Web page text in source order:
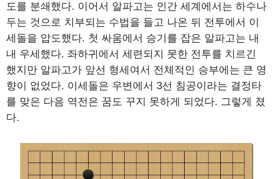
도를 분쇄했다. 이어서 알파고는 인간 세계에서는 하수나
두는 것으로 치부되는 수법을 들고 나온 뒤 전투에서 이
세돌을 압도했다. 첫 싸움에서 승기를 잡은 알파고는 내
내 우세했다. 좌하귀에서 세련되지 못한 전투를 치르긴
했지만 알파고가 앞선 형세여서 전체적인 승부에는 큰 영
향이 없었다. 이세돌은 우변에서 3선 침공이라는 결정타
를 맞은 다음 역전은 꿈도 꾸지 못하게 되었다. 그렇게 졌
다.